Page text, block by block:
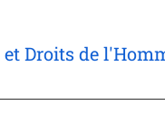
Droits de